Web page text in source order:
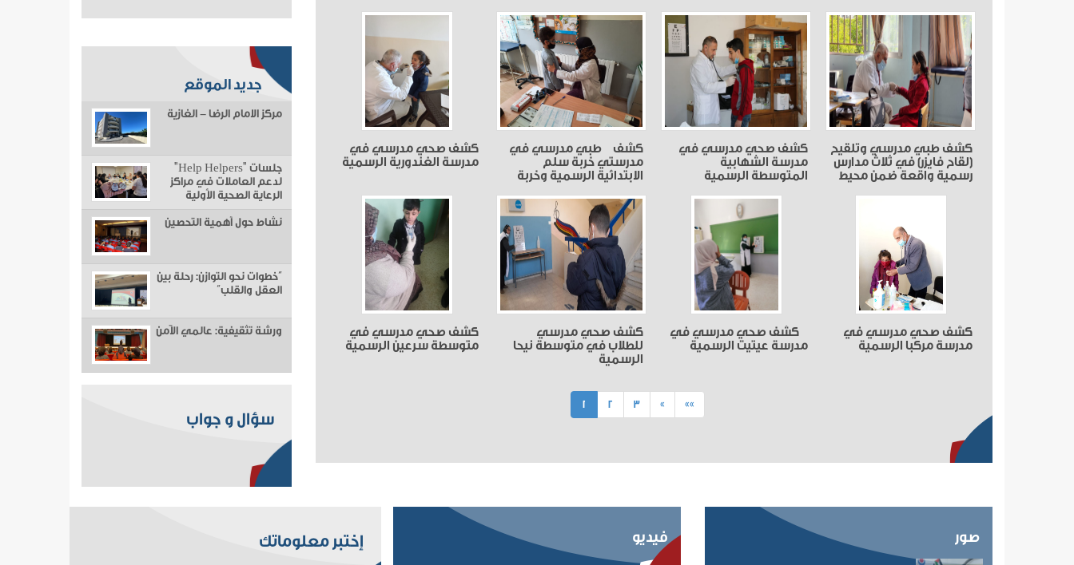
المتوسطة
كشف طبي مدرسي وتلقيح
(لقاح فايزر) في ثلاث مدارس
رسمية واقعة ضمن محيط
كشف صحي مدرسي في
مدرسة الشهابية
المتوسطة الرسمية
كشف طبي مدرسي في
مدرستي خربة سلم
الابتدائية الرسمية وخربة
كشف صحي مدرسي في
مدرسة الغندورية الرسمية
كشف صحي مدرسي في
مدرسة مركبا الرسمية
كشف صحي مدرسي في
مدرسة عيتيت الرسمية
كشف صحي مدرسي
للطلاب في متوسطة نيحا
الرسمية
كشف صحي مدرسي في
متوسطة سرعين الرسمية
1 2 3 » »»
جديد الموقع
مركز الامام الرضا - الغازية
جلسات "Help Helpers"
لدعم العاملات في مراكز
الرعاية الصحية الأولية
نشاط حول أهمية التحصين
“خطوات نحو التوازن: رحلة بين
العقل والقلب”
ورشة تثقيفية: عالمي الآمن
سؤال و جواب
إختبر معلوماتك فيديو صور